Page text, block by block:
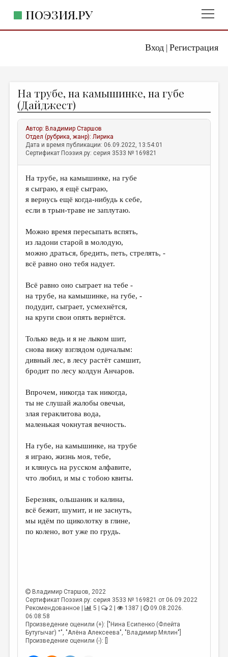
Вход| Регистрация
ПОЭЗИЯ.РУ
ЖАНРЫ
АВТОРЫ
КОММЕНТАРИИ
ЛИТСАЛОН
ПРАВИЛА САЙТА
ОТДЕЛЫ И РУБРИКИ
ДАЙДЖЕСТ
ПРОИЗВЕДЕНИЯ
КОНКУРСЫ
ДЕТСКАЯ КОМНАТА
ОБЗОР ЛИТЕРАТУРЫ
СТРАНИЦЫ ПАМЯТИ
КОЛОНКА РЕДАКТОРА
РЕДКОЛЛЕГИЯ
ОТ РЕДАКЦИИ
МАЛАЯ ПРОЗА
ЭССЕИСТИКА
ЛИТЕРАТУРОВЕДЕНИЕ
КУЛЬТУРОВЕДЕНИЕ
ПУБЛИЦИСТИКА
МЕДИА
ВКОНТАКТЕ
На трубе, на камышинке, на губе
(Дайджест)
Автор: Владимир Старшов
Отдел (рубрика, жанр):Лирика
Дата и время публикации: 06.09.2022, 13:54:01
Сертификат Поэзия.ру: серия 3533 № 169821
На трубе, на камышинке, на губе
я сыграю, я ещё сыграю,
я вернусь ещё когда-нибудь к себе,
если в трын-траве не заплутаю.
Можно время пересыпать вспять,
из ладони старой в молодую,
можно драться, бредить, петь, стрелять, -
всё равно оно тебя надует.
Всё равно оно сыграет на тебе -
на трубе, на камышинке, на губе, -
подудит, сыграет, усмехнётся,
на круги свои опять вернётся.
Только ведь и я не лыком шит,
снова вижу взглядом одичалым:
дивный лес, в лесу растёт самшит,
бродит по лесу колдун Анчаров.
Впрочем, никогда так никогда,
ты не слушай жалобы овечьи,
злая гераклитова вода,
маленькая чокнутая вечность.
На губе, на камышинке, на трубе
я играю, жизнь моя, тебе,
и клянусь на русском алфавите,
что любил, и мы с тобою квиты.
Березняк, ольшаник и калина,
всё бежит, шумит, и не заснуть,
мы идём по щиколотку в глине,
по колено, вот уже по грудь.
Владимир Старшов, 2022
Сертификат Поэзия.ру: серия 3533 № 169821 от 06.09.2022
Рекомендованное |
5 | 2 | 1387 |
09.08.2026.
06:08:58
Произведение оценили (+): ["Нина Есипенко (Флейта
Бутугычаг) °", "Алёна Алексеева", "Владимир Мялин"]
Произведение оценили (-): []